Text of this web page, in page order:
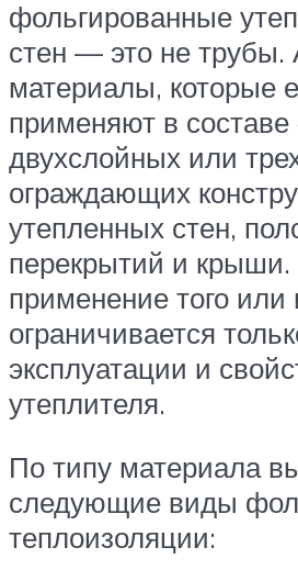
фольгированные
стен — это не трубы.
материалы, которые
применяют в составе
двухслойных или
ограждающих
утепленных стен,
перекрытий и
применение того или
ограничивается
эксплуатации и
утеплителя.
По типу материала
следующие виды
теплоизоляции: